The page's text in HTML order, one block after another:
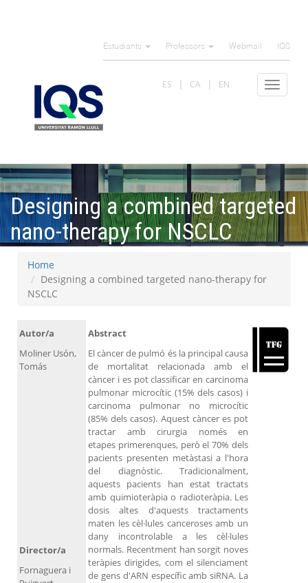
Estudiants Professors Webmail IQS
Toggle
ES CA EN
Designing a combined targeted
nano-therapy for NSCLC
Home
Designing a combined targeted nano-therapy for
NSCLC
Autor/a
Moliner Usón,
Tomás
Abstract
El càncer de pulmó és la principal causa
de mortalitat relacionada amb el
càncer i es pot classificar en carcinoma
pulmonar microcític (15% dels casos) i
carcinoma pulmonar no microcític
(85% dels casos). Aquest càncer es pot
tractar amb cirurgia només en
etapes primerenques, però el 70% dels
pacients presenten metàstasi a l'hora
del diagnòstic. Tradicionalment,
aquests pacients han estat tractats
amb quimioteràpia o radioteràpia. Les
dosis altes d'aquests tractaments
maten les cèl·lules canceroses amb un
dany incontrolable a les cèl·lules
normals. Recentment han sorgit noves
teràpies dirigides, com el silenciament
de gens d'ARN específic amb siRNA. La
Director/a
Fornaguera i